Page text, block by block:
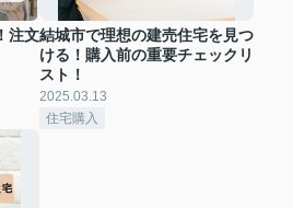
注文結城市で理想の建売住宅を見つ
ける！購入前の重要チェックリ
スト！
2025.03.13
住宅購入